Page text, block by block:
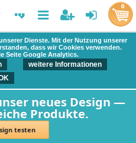
Dienste. Mit der Nutzung unserer
dass wir Cookies verwenden.
Seite Google Analytics.
weitere Informationen
neues Design —
Produkte.
testen
0